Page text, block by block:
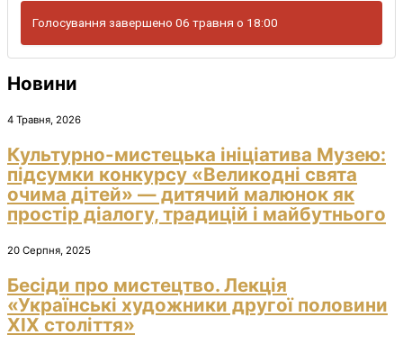
Голосування завершено 06 травня о 18:00
Новини
4 Травня, 2026
Культурно-мистецька ініціатива Музею:
підсумки конкурсу «Великодні свята
очима дітей» — дитячий малюнок як
простір діалогу, традицій і майбутнього
20 Серпня, 2025
Бесіди про мистецтво. Лекція
«Українські художники другої половини
ХІХ століття»